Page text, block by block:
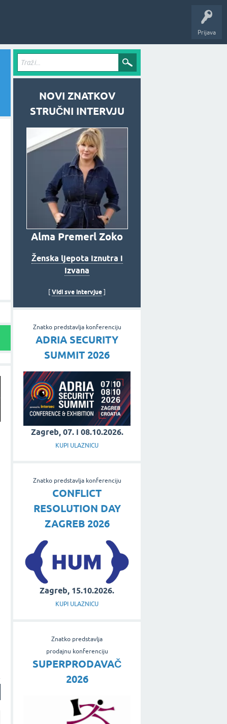
Prijava
NOVI ZNATKOV
STRUČNI INTERVJU
Alma Premerl Zoko
Ženska ljepota iznutra i
izvana
Vidi sve intervjue
Znatko predstavlja konferenciju
ADRIA SECURITY
SUMMIT 2026
Zagreb, 07. i 08.10.2026.
KUPI ULAZNICU
Znatko predstavlja konferenciju
CONFLICT
RESOLUTION DAY
ZAGREB 2026
Zagreb, 15.10.2026.
KUPI ULAZNICU
Znatko predstavlja
prodajnu konferenciju
SUPERPRODAVAČ
2026